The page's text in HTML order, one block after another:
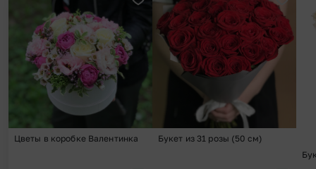
Добавить в избранное
Цветы в коробке Валентинка Букет из 31 розы (50 см)